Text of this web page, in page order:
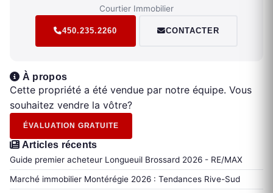
Courtier Immobilier
450.235.2260 CONTACTER
À propos
Cette propriété a été vendue par notre équipe. Vous
souhaitez vendre la vôtre?
ÉVALUATION GRATUITE
Articles récents
Guide premier acheteur Longueuil Brossard 2026 - RE/MAX
Marché immobilier Montérégie 2026 : Tendances Rive-Sud